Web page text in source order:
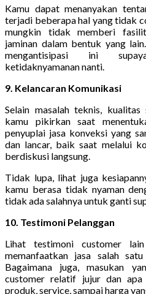
Kamu dapat menanyakan
terjadi beberapa hal yang tidak
mungkin tidak memberi
jaminan dalam bentuk yang
mengantisipasi ini
ketidaknyamanan nanti.
9. Kelancaran Komunikasi
Selain masalah teknis,
kamu pikirkan saat
penyuplai jasa konveksi yang
dan lancar, baik saat melalui
berdiskusi langsung.
Tidak lupa, lihat juga
kamu berasa tidak nyaman
tidak ada salahnya untuk ganti
10. Testimoni Pelanggan
Lihat testimoni customer
memanfaatkan jasa salah
Bagaimana juga, masukan
customer relatif jujur dan
produk, service, sampai harga